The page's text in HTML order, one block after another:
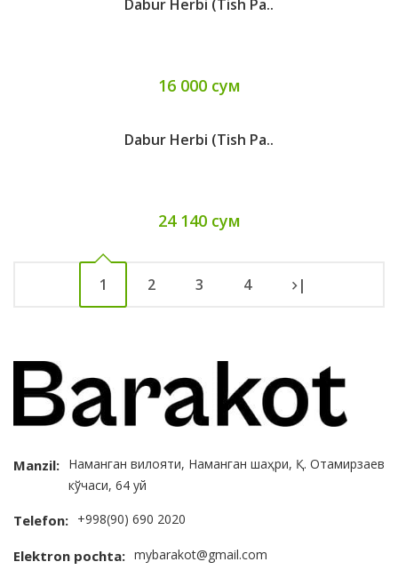
Dabur Herbi (Tish Pa..
16 000 сум
Dabur Herbi (Tish Pa..
24 140 сум
1 2 3 4 |
Manzil: Наманган вилояти, Наманган шаҳри, Қ. Отамирзаев
кўчаси, 64 уй
Telefon: +998(90) 690 2020
Elektron pochta: mybarakot@gmail.com